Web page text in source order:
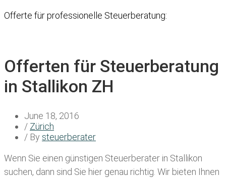
Offerte für professionelle Steuerberatung:
Offerten für Steuerberatung
in Stallikon ZH
June 18, 2016
/ Zürich
/ By steuerberater
Wenn Sie einen günstigen Steuerberater in Stallikon
suchen, dann sind Sie hier genau richtig. Wir bieten Ihnen